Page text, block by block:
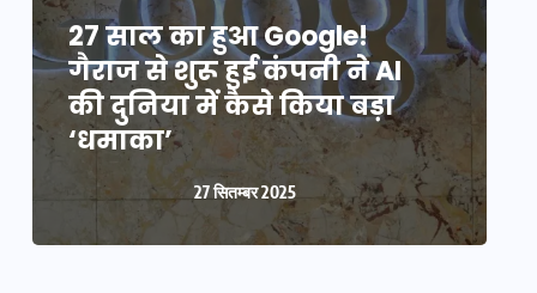
27 साल का हुआ Google!
गैराज से शुरू हुई कंपनी ने AI
की दुनिया में कैसे किया बड़ा
‘धमाका’
27 सितम्बर 2025